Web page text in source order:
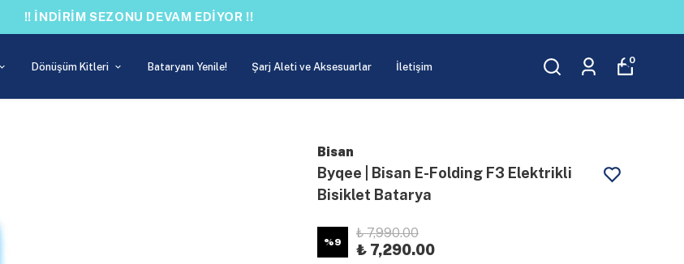
!! İNDİRİM SEZONU DEVAM EDİYOR !!
Dönüşüm Kitleri Bataryanı Yenile! Şarj Aleti ve Aksesuarlar İletişim
0
Bisan
Byqee | Bisan E-Folding F3 Elektrikli
Bisiklet Batarya
%9
₺ 7,990.00
₺ 7,290.00